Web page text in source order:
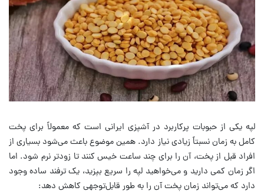
لپه یکی از حبوبات پرکاربرد در آشپزی ایرانی است که معمولاً برای پخت
کامل به زمان نسبتاً زیادی نیاز دارد. همین موضوع باعث می‌شود بسیاری از
افراد قبل از پخت، آن را برای چند ساعت خیس کنند تا زودتر نرم شود. اما
اگر زمان کمی دارید و می‌خواهید لپه را سریع بپزید، یک ترفند ساده وجود
دارد که می‌تواند زمان پخت آن را به ‌طور قابل‌توجهی کاهش دهد: